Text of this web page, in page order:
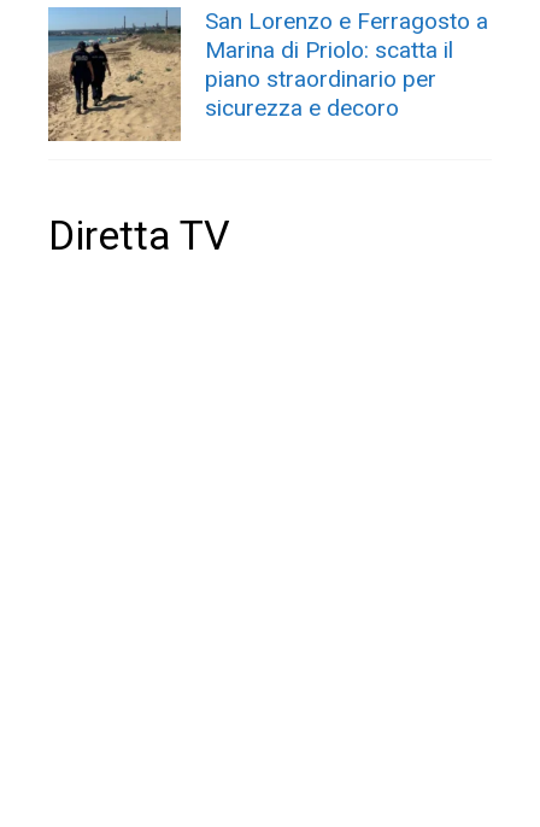
San Lorenzo e Ferragosto a
Marina di Priolo: scatta il
piano straordinario per
sicurezza e decoro
Diretta TV